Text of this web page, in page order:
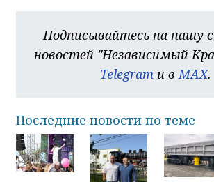
Подписывайтесь на нашу
новостей "Независимый
Telegram и вMAX.
Последние новости по теме